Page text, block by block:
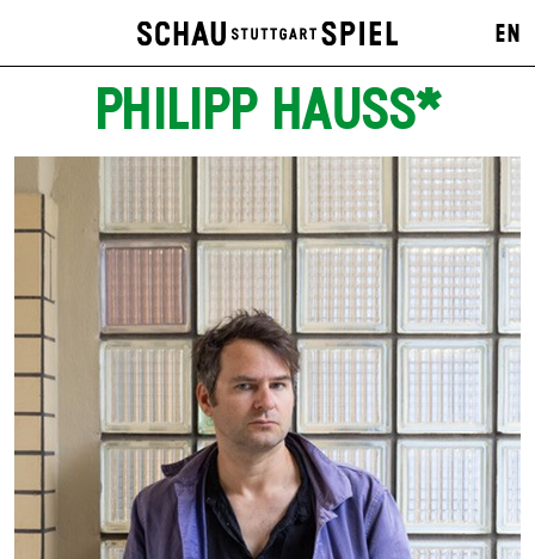
EN
PHILIPP HAUSS*